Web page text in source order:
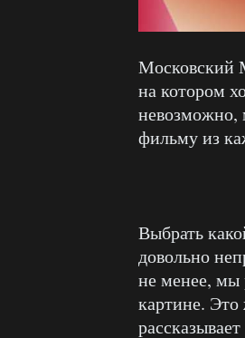
Московский
на котором
невозможно,
фильму из
Выбрать
довольно
не менее, мы
картине. Это